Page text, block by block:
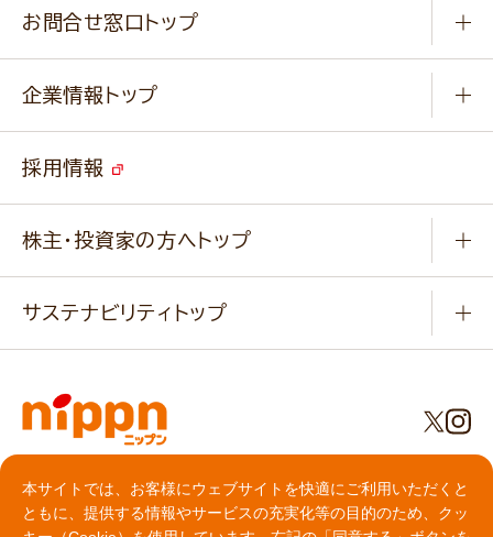
みなさまのレシピはこちら
ふっくらパンをつくりましょう
キャンペーン
ニップンの アマニ 業務用サイト
ベジカフェブランドサイト
お問合せ窓口トップ
改善事例
業務用商品のお問合せ
企業情報トップ
事業紹介
経営理念・経営方針・行動規範・行動指針
ニップンの歴史
事業場・工場一覧
採用情報
株主・投資家の方へトップ
IR情報
IRライブラリ
株主総会・株式関連情報／社債・格付情報
よくいただくご質問
サステナビリティトップ
基本方針
社会
食育への取り組み
プライバシーポリシー
クッキーポリシー
動作環境について
本サイトでは、お客様にウェブサイトを快適にご利用いただくと
ともに、提供する情報やサービスの充実化等の目的のため、クッ